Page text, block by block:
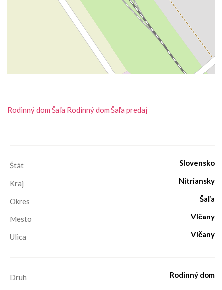
Rodinný dom Šaľa Rodinný dom Šaľa predaj
Štát Slovensko
Kraj Nitriansky
Okres Šaľa
Mesto Vlčany
Ulica Vlčany
Druh
Rodinný dom